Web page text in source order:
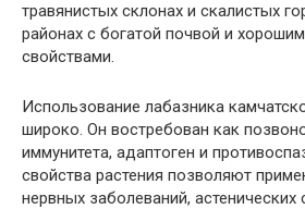
травянистых склонах и скалистых
районах с богатой почвой и
свойствами.
Использование лабазника
широко. Он востребован как
иммунитета, адаптоген и
свойства растения позволяют
нервных заболеваний, астенических